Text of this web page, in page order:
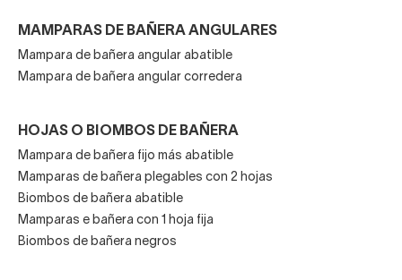
MAMPARAS DE BAÑERA ANGULARES
Mampara de bañera angular abatible
Mampara de bañera angular corredera
HOJAS O BIOMBOS DE BAÑERA
Mampara de bañera fijo más abatible
Mamparas de bañera plegables con 2 hojas
Biombos de bañera abatible
Mamparas e bañera con 1 hoja fija
Biombos de bañera negros